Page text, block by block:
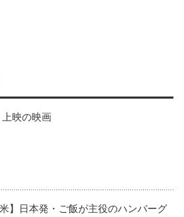
上映の映画
米】日本発・ご飯が主役のハンバーグ